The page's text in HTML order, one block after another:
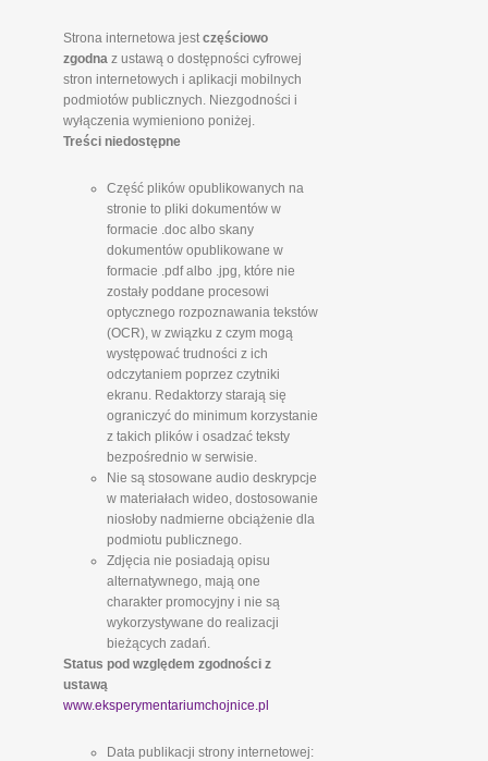
Strona internetowa jestczęściowo
zgodnaz ustawą o dostępności cyfrowej
stron internetowych i aplikacji mobilnych
podmiotów publicznych. Niezgodności i
wyłączenia wymieniono poniżej.
Treści niedostępne
Część plików opublikowanych na
stronie to pliki dokumentów w
formacie .doc albo skany
dokumentów opublikowane w
formacie .pdf albo .jpg, które nie
zostały poddane procesowi
optycznego rozpoznawania tekstów
(OCR), w związku z czym mogą
występować trudności z ich
odczytaniem poprzez czytniki
ekranu. Redaktorzy starają się
ograniczyć do minimum korzystanie
z takich plików i osadzać teksty
bezpośrednio w serwisie.
Nie są stosowane audio deskrypcje
w materiałach wideo, dostosowanie
niosłoby nadmierne obciążenie dla
podmiotu publicznego.
Zdjęcia nie posiadają opisu
alternatywnego, mają one
charakter promocyjny i nie są
wykorzystywane do realizacji
bieżących zadań.
Status pod względem zgodności z
ustawą
www.eksperymentariumchojnice.pl
Data publikacji strony internetowej: